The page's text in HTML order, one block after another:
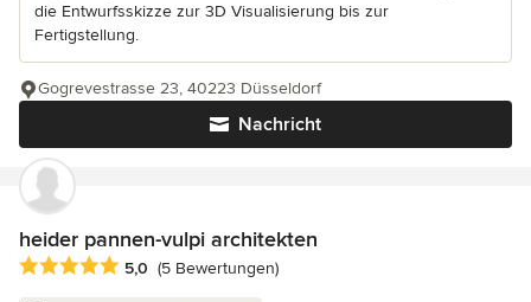
die Entwurfsskizze zur 3D Visualisierung bis zur
Fertigstellung.
Nachricht
Gogrevestrasse 23, 40223 Düsseldorf
heider pannen-vulpi architekten
Durchschnittliche Bewertung: 5 von 5 Sternen
5,0 (5 Bewertungen)